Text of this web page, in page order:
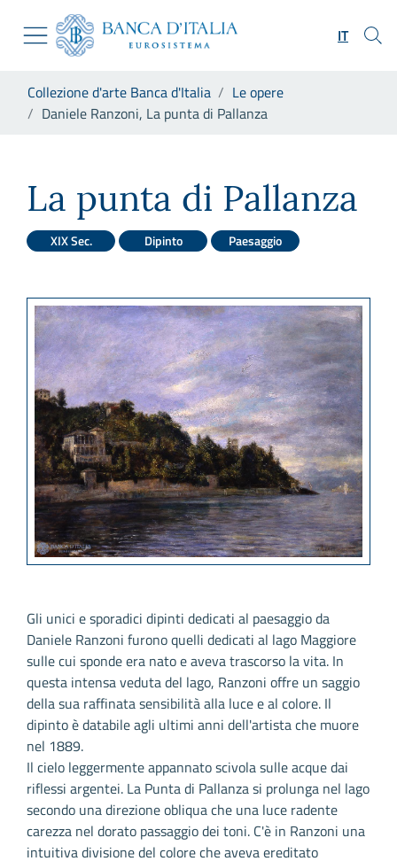
Skip to Main Content
Vai al sito istituzionale
Vai al menu di navigazione
Vai alla ricerca
Vai al footer
IT
Collezione d'arte Banca d'Italia
Le opere
Daniele Ranzoni, La punta di Pallanza
La punta di Pallanza
XIX Sec. Dipinto Paesaggio
Gli unici e sporadici dipinti dedicati al paesaggio da
Daniele Ranzoni furono quelli dedicati al lago Maggiore
sulle cui sponde era nato e aveva trascorso la vita. In
questa intensa veduta del lago, Ranzoni offre un saggio
della sua raffinata sensibilità alla luce e al colore. Il
dipinto è databile agli ultimi anni dell'artista che muore
nel 1889.
Il cielo leggermente appannato scivola sulle acque dai
riflessi argentei. La Punta di Pallanza si prolunga nel lago
secondo una direzione obliqua che una luce radente
carezza nel dorato passaggio dei toni. C'è in Ranzoni una
intuitiva divisione del colore che aveva ereditato